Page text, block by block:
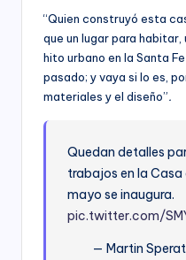
“Quien construyó esta
que un lugar para
hito urbano en la Santa
pasado; y vaya si lo es,
materiales y el diseño”.
Quedan detalles
trabajos en la Casa
mayo se inaugura.
pic.twitter.com/
— Martin